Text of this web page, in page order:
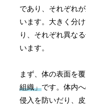
であり、それぞれ
います。大きく分
り、それぞれ異な
います。
まず、体の表面を
組織」です。体内
侵入を防いだり、